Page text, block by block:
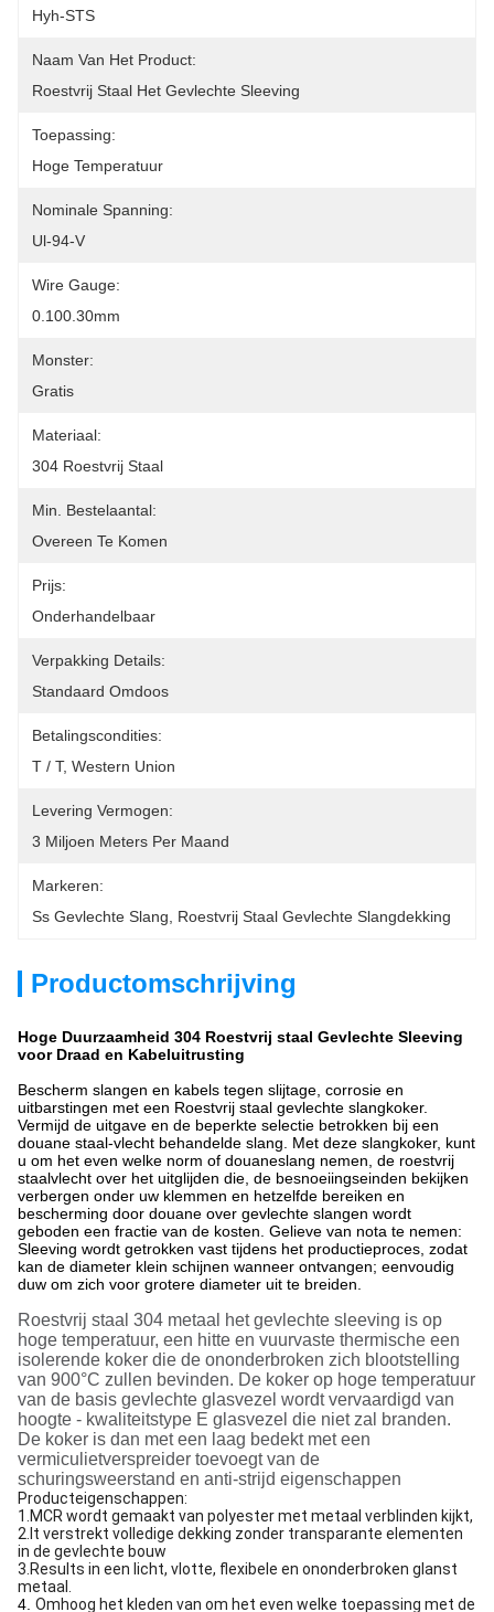
Hyh-STS
Naam Van Het Product:
Roestvrij Staal Het Gevlechte Sleeving
Toepassing:
Hoge Temperatuur
Nominale Spanning:
Ul-94-V
Wire Gauge:
0.100.30mm
Monster:
Gratis
Materiaal:
304 Roestvrij Staal
Min. Bestelaantal:
Overeen Te Komen
Prijs:
Onderhandelbaar
Verpakking Details:
Standaard Omdoos
Betalingscondities:
T / T, Western Union
Levering Vermogen:
3 Miljoen Meters Per Maand
Markeren:
Ss Gevlechte Slang
Roestvrij Staal Gevlechte Slangdekking
Productomschrijving
Hoge Duurzaamheid 304 Roestvrij staal Gevlechte Sleeving
voor Draad en Kabeluitrusting
Bescherm slangen en kabels tegen slijtage, corrosie en
uitbarstingen met een Roestvrij staal gevlechte slangkoker.
Vermijd de uitgave en de beperkte selectie betrokken bij een
douane staal-vlecht behandelde slang. Met deze slangkoker, kunt
u om het even welke norm of douaneslang nemen, de roestvrij
staalvlecht over het uitglijden die, de besnoeiingseinden bekijken
verbergen onder uw klemmen en hetzelfde bereiken en
bescherming door douane over gevlechte slangen wordt
geboden een fractie van de kosten. Gelieve van nota te nemen:
Sleeving wordt getrokken vast tijdens het productieproces, zodat
kan de diameter klein schijnen wanneer ontvangen; eenvoudig
duw om zich voor grotere diameter uit te breiden.
Roestvrij staal 304 metaal het gevlechte sleeving is op
hoge temperatuur, een hitte en vuurvaste thermische een
isolerende koker die de ononderbroken zich blootstelling
van 900°C zullen bevinden. De koker op hoge temperatuur
van de basis gevlechte glasvezel wordt vervaardigd van
hoogte - kwaliteitstype E glasvezel die niet zal branden.
De koker is dan met een laag bedekt met een
vermiculietverspreider toevoegt van de
schuringsweerstand en anti-strijd eigenschappen
Producteigenschappen:
1.MCR wordt gemaakt van polyester met metaal verblinden kijkt,
2.It verstrekt volledige dekking zonder transparante elementen
in de gevlechte bouw
3.Results in een licht, vlotte, flexibele en ononderbroken glanst
metaal.
4. Omhoog het kleden van om het even welke toepassing met de